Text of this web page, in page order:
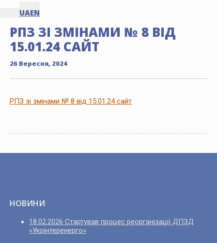
UAEN
РПЗ ЗІ ЗМІНАМИ № 8 ВІД
15.01.24 САЙТ
26 Вересня, 2024
РПЗ зі змінами № 8 від 15.01.24 сайт
НОВИНИ
18.02.2026 Стартував процес реорганізації ДПЗД
«Укрінтеренерго»